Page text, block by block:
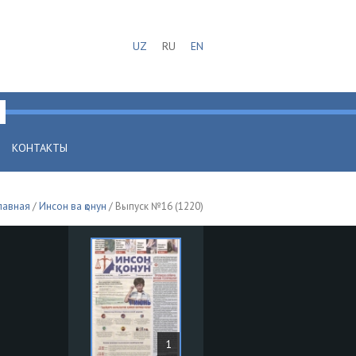
UZ RU EN
КОНТАКТЫ
/Инсон ва қонун / Выпуск №16 (1220)
1